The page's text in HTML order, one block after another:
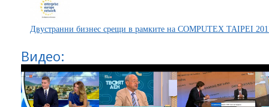
Двустранни бизнес срещи в рамките на COMPUTEX TAIPEI
Видео: